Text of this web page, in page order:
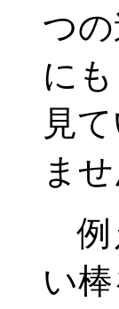
つ
に
見
ませ
例
い